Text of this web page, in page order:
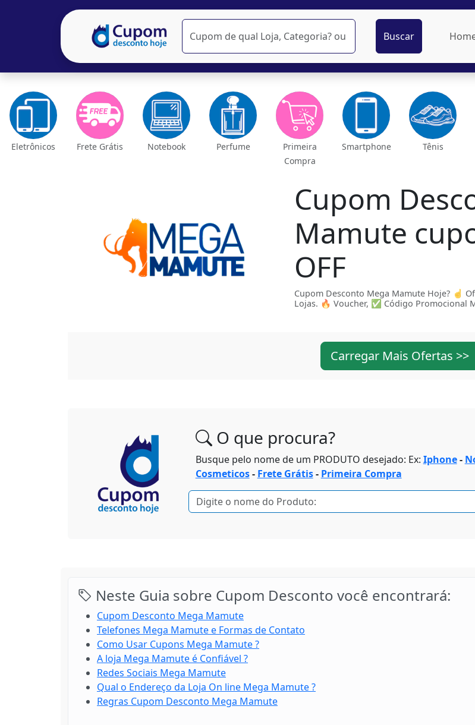
Buscar
Eletrônicos Frete Grátis Notebook Perfume
Primeira
Compra
Smartphone Tênis
Cupom
Mamute
OFF
Cupom Desconto Mega Mamute Hoje? ☝
Lojas. 🔥 Voucher, ✅ Código Promocional
Carregar Mais Ofertas >>
O que procura?
Busque pelo nome de um PRODUTO desejado: Ex: Iphone-
Cosmeticos- Frete Grátis- Primeira Compra
Neste Guia sobre Cupom Desconto você encontrará:
Cupom Desconto Mega Mamute
Telefones Mega Mamute e Formas de Contato
Como Usar Cupons Mega Mamute ?
A loja Mega Mamute é Confiável ?
Redes Sociais Mega Mamute
Qual o Endereço da Loja On line Mega Mamute ?
Regras Cupom Desconto Mega Mamute